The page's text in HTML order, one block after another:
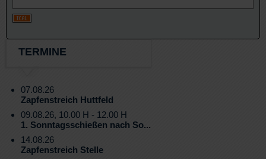
TERMINE
07.08.26
Zapfenstreich Huttfeld
09.08.26, 10.00 H - 12.00 H
1. Sonntagsschießen nach So...
14.08.26
Zapfenstreich Stelle